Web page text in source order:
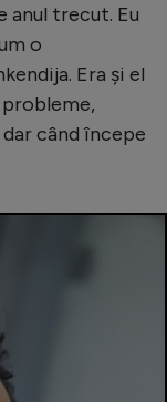
anul trecut. Eu
o
Era și el
probleme,
când începe